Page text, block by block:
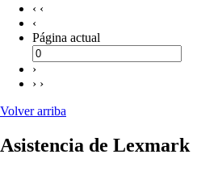
‹ ‹
‹
Página actual
›
› ›
Volver arriba
Asistencia de Lexmark